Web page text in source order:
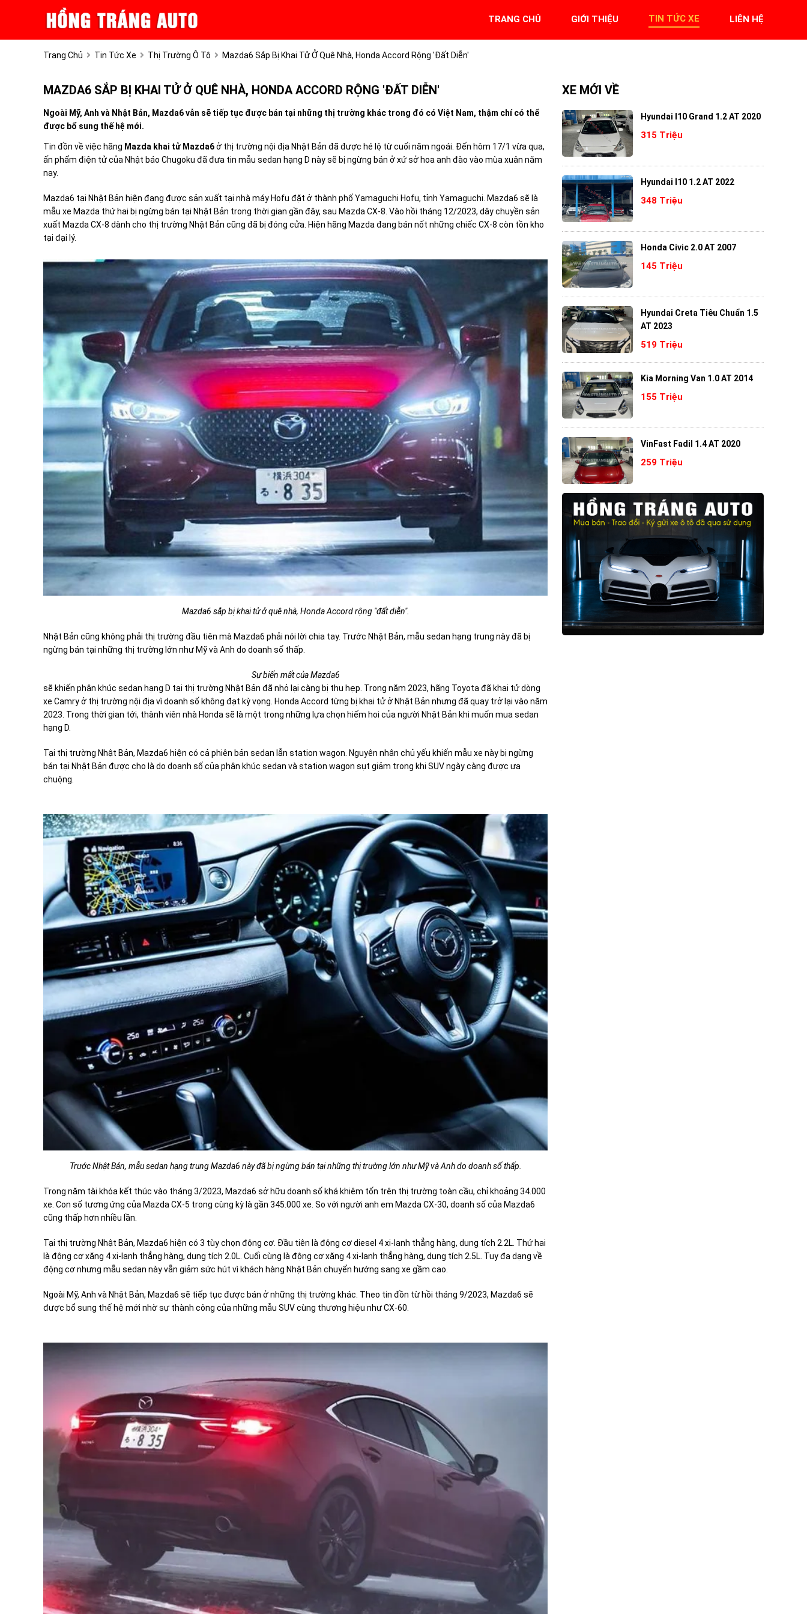
TRANG CHỦ GIỚI THIỆU TIN TỨC XE LIÊN HỆ
Trang Chủ Tin Tức Xe Thị Trường Ô Tô Mazda6 Sắp Bị Khai Tử Ở Quê Nhà, Honda Accord Rộng 'đất Diễn'
MAZDA6 SẮP BỊ KHAI TỬ Ở QUÊ NHÀ, HONDA ACCORD RỘNG 'ĐẤT DIỄN'
Ngoài Mỹ, Anh và Nhật Bản, Mazda6 vẫn sẽ tiếp tục được bán tại những thị trường khác trong đó có Việt Nam, thậm chí có thể
được bổ sung thế hệ mới.
Tin đồn về việc hãng Mazda khai tử Mazda6ở thị trường nội địa Nhật Bản đã được hé lộ từ cuối năm ngoái. Đến hôm 17/1 vừa qua,
ấn phẩm điện tử của Nhật báo Chugoku đã đưa tin mẫu sedan hạng D này sẽ bị ngừng bán ở xứ sở hoa anh đào vào mùa xuân năm
nay.
Mazda6 tại Nhật Bản hiện đang được sản xuất tại nhà máy Hofu đặt ở thành phố Yamaguchi Hofu, tỉnh Yamaguchi. Mazda6 sẽ là
mẫu xe Mazda thứ hai bị ngừng bán tại Nhật Bản trong thời gian gần đây, sau Mazda CX-8. Vào hồi tháng 12/2023, dây chuyền sản
xuất Mazda CX-8 dành cho thị trường Nhật Bản cũng đã bị đóng cửa. Hiện hãng Mazda đang bán nốt những chiếc CX-8 còn tồn kho
tại đại lý.
Mazda6 sắp bị khai tử ở quê nhà, Honda Accord rộng "đất diễn".
Nhật Bản cũng không phải thị trường đầu tiên mà Mazda6 phải nói lời chia tay. Trước Nhật Bản, mẫu sedan hạng trung này đã bị
ngừng bán tại những thị trường lớn như Mỹ và Anh do doanh số thấp.
Sự biến mất của Mazda6
sẽ khiến phân khúc sedan hạng D tại thị trường Nhật Bản đã nhỏ lại càng bị thu hẹp. Trong năm 2023, hãng Toyota đã khai tử dòng
xe Camry ở thị trường nội địa vì doanh số không đạt kỳ vọng. Honda Accord từng bị khai tử ở Nhật Bản nhưng đã quay trở lại vào năm
2023. Trong thời gian tới, thành viên nhà Honda sẽ là một trong những lựa chọn hiếm hoi của người Nhật Bản khi muốn mua sedan
hạng D.
Tại thị trường Nhật Bản, Mazda6 hiện có cả phiên bản sedan lẫn station wagon. Nguyên nhân chủ yếu khiến mẫu xe này bị ngừng
bán tại Nhật Bản được cho là do doanh số của phân khúc sedan và station wagon sụt giảm trong khi SUV ngày càng được ưa
chuộng.
Trước Nhật Bản, mẫu sedan hạng trung Mazda6 này đã bị ngừng bán tại những thị trường lớn như Mỹ và Anh do doanh số thấp.
Trong năm tài khóa kết thúc vào tháng 3/2023, Mazda6 sở hữu doanh số khá khiêm tốn trên thị trường toàn cầu, chỉ khoảng 34.000
xe. Con số tương ứng của Mazda CX-5 trong cùng kỳ là gần 345.000 xe. So với người anh em Mazda CX-30, doanh số của Mazda6
cũng thấp hơn nhiều lần.
Tại thị trường Nhật Bản, Mazda6 hiện có 3 tùy chọn động cơ. Đầu tiên là động cơ diesel 4 xi-lanh thẳng hàng, dung tích 2.2L. Thứ hai
là động cơ xăng 4 xi-lanh thẳng hàng, dung tích 2.0L. Cuối cùng là động cơ xăng 4 xi-lanh thẳng hàng, dung tích 2.5L. Tuy đa dạng về
động cơ nhưng mẫu sedan này vẫn giảm sức hút vì khách hàng Nhật Bản chuyển hướng sang xe gầm cao.
Ngoài Mỹ, Anh và Nhật Bản, Mazda6 sẽ tiếp tục được bán ở những thị trường khác. Theo tin đồn từ hồi tháng 9/2023, Mazda6 sẽ
được bổ sung thế hệ mới nhờ sự thành công của những mẫu SUV cùng thương hiệu như CX-60.
XE MỚI VỀ
Hyundai I10 Grand 1.2 AT 2020
315 Triệu
Hyundai I10 1.2 AT 2022
348 Triệu
Honda Civic 2.0 AT 2007
145 Triệu
Hyundai Creta Tiêu Chuẩn 1.5
AT 2023
519 Triệu
Kia Morning Van 1.0 AT 2014
155 Triệu
VinFast Fadil 1.4 AT 2020
259 Triệu